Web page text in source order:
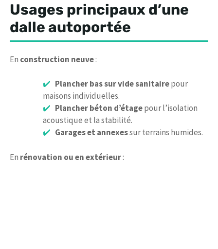
Usages principaux d’une
dalle autoportée
En construction neuve:
Plancher bas sur vide sanitairepour
maisons individuelles.
Plancher béton d’étagepour l’isolation
acoustique et la stabilité.
Garages et annexessur terrains humides.
En rénovation ou en extérieur: